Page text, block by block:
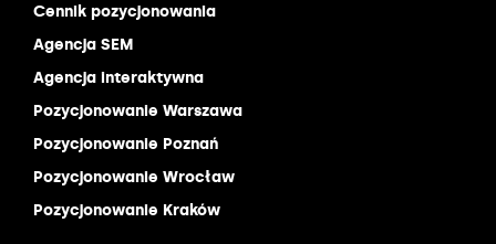
Cennik pozycjonowania
Agencja SEM
Agencja interaktywna
Pozycjonowanie Warszawa
Pozycjonowanie Poznań
Pozycjonowanie Wrocław
Pozycjonowanie Kraków